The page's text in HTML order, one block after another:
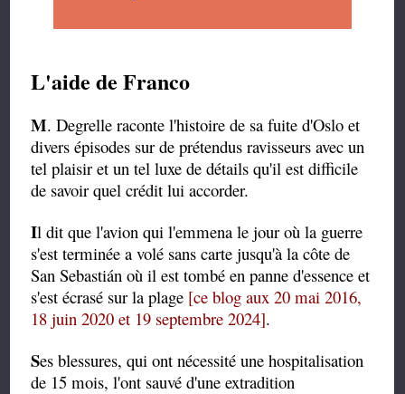
L'aide de Franco
M. Degrelle raconte l'histoire de sa fuite d'Oslo et
divers épisodes sur de prétendus ravisseurs avec un
tel plaisir et un tel luxe de détails qu'il est difficile
de savoir quel crédit lui accorder.
Il dit que l'avion qui l'emmena le jour où la guerre
s'est terminée a volé sans carte jusqu'à la côte de
San Sebastián où il est tombé en panne d'essence et
s'est écrasé sur la plage [ce blog aux 20 mai 2016,
18 juin 2020 et 19 septembre 2024].
Ses blessures, qui ont nécessité une hospitalisation
de 15 mois, l'ont sauvé d'une extradition